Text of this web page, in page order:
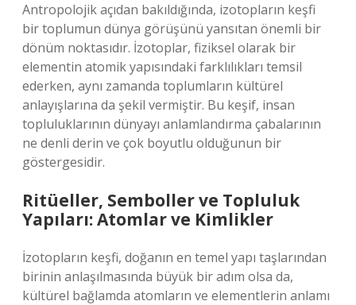
Antropolojik açıdan bakıldığında, izotopların keşfi
bir toplumun dünya görüşünü yansıtan önemli bir
dönüm noktasıdır. İzotoplar, fiziksel olarak bir
elementin atomik yapısındaki farklılıkları temsil
ederken, aynı zamanda toplumların kültürel
anlayışlarına da şekil vermiştir. Bu keşif, insan
topluluklarının dünyayı anlamlandırma çabalarının
ne denli derin ve çok boyutlu olduğunun bir
göstergesidir.
Ritüeller, Semboller ve Topluluk
Yapıları: Atomlar ve Kimlikler
İzotopların keşfi, doğanın en temel yapı taşlarından
birinin anlaşılmasında büyük bir adım olsa da,
kültürel bağlamda atomların ve elementlerin anlamı